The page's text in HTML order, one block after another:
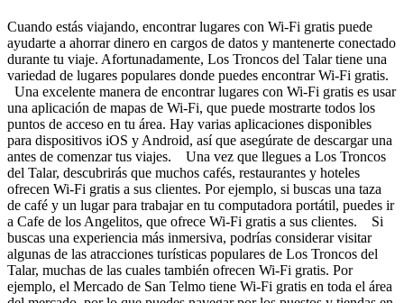
Cuando estás viajando, encontrar lugares con Wi-Fi gratis puede
ayudarte a ahorrar dinero en cargos de datos y mantenerte conectado
durante tu viaje. Afortunadamente, Los Troncos del Talar tiene una
variedad de lugares populares donde puedes encontrar Wi-Fi gratis.
Una excelente manera de encontrar lugares con Wi-Fi gratis es usar
una aplicación de mapas de Wi-Fi, que puede mostrarte todos los
puntos de acceso en tu área. Hay varias aplicaciones disponibles
para dispositivos iOS y Android, así que asegúrate de descargar una
antes de comenzar tus viajes. Una vez que llegues a Los Troncos
del Talar, descubrirás que muchos cafés, restaurantes y hoteles
ofrecen Wi-Fi gratis a sus clientes. Por ejemplo, si buscas una taza
de café y un lugar para trabajar en tu computadora portátil, puedes ir
a Cafe de los Angelitos, que ofrece Wi-Fi gratis a sus clientes. Si
buscas una experiencia más inmersiva, podrías considerar visitar
algunas de las atracciones turísticas populares de Los Troncos del
Talar, muchas de las cuales también ofrecen Wi-Fi gratis. Por
ejemplo, el Mercado de San Telmo tiene Wi-Fi gratis en toda el área